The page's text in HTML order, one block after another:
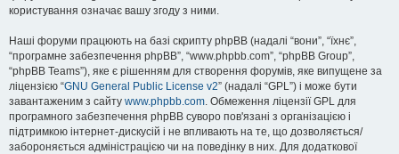
користування означає вашу згоду з ними.
Наші форуми працюють на базі скрипту phpBB (надалі “вони”, “їхнє”,
“програмне забезпечення phpBB”, “www.phpbb.com”, “phpBB Group”,
“phpBB Teams”), яке є рішенням для створення форумів, яке випущене за
ліцензією “GNU General Public License v2” (надалі “GPL”) і може бути
завантаженим з сайту www.phpbb.com. Обмеження ліцензії GPL для
програмного забезпечення phpBB суворо пов'язані з організацією і
підтримкою інтернет-дискусій і не впливають на те, що дозволяється/
забороняється адміністрацією чи на поведінку в них. Для додаткової